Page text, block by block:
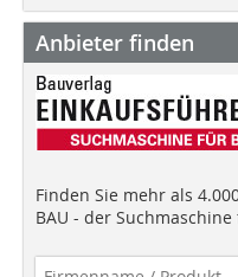
Anbieter finden
Finden Sie mehr als
BAU - der